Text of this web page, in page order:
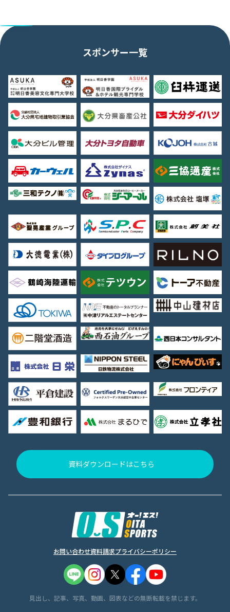
スポンサー一覧
資料ダウンロードはこちら
お問い合わせ資料請求プライバシーポリシー
見出し、記事、写真、動画、図表などの無断転載を禁じます。